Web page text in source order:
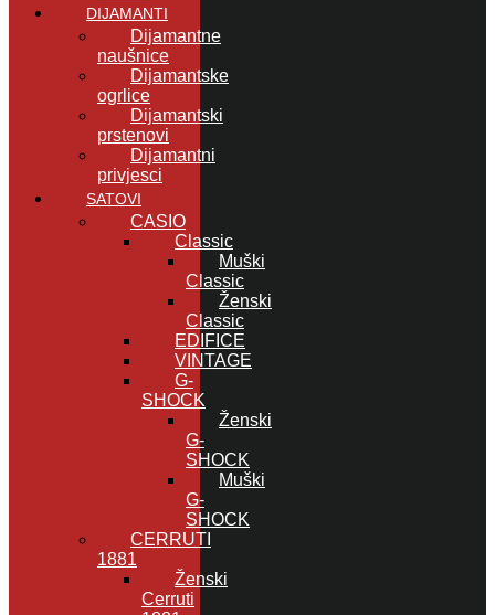
DIJAMANTI
Dijamantne
naušnice
Dijamantske
ogrlice
Dijamantski
prstenovi
Dijamantni
privjesci
SATOVI
CASIO
Classic
Muški
Classic
Ženski
Classic
EDIFICE
VINTAGE
G-
SHOCK
Ženski
G-
SHOCK
Muški
G-
SHOCK
CERRUTI
1881
Ženski
Cerruti